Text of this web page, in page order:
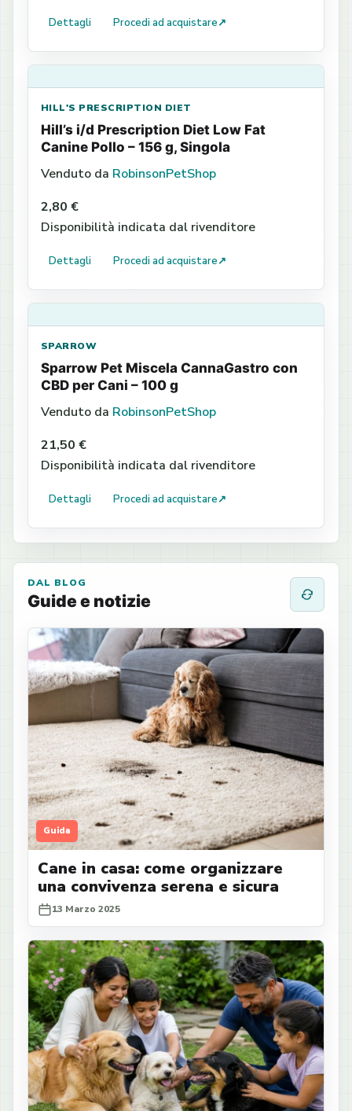
Dettagli Procedi ad acquistare↗
HILL'S PRESCRIPTION DIET
Hill’s i/d Prescription Diet Low Fat
Canine Pollo – 156 g, Singola
Venduto da RobinsonPetShop
2,80 €
Disponibilità indicata dal rivenditore
Dettagli Procedi ad acquistare↗
SPARROW
Sparrow Pet Miscela CannaGastro con
CBD per Cani – 100 g
Venduto da RobinsonPetShop
21,50 €
Disponibilità indicata dal rivenditore
Dettagli Procedi ad acquistare↗
DAL BLOG
Guide e notizie
Guida
Cane in casa: come organizzare
una convivenza serena e sicura
13 Marzo 2025